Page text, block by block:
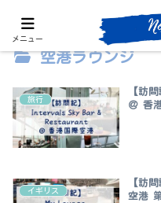
空港ラウンジ
旅行
【訪
＠ 香
イギリス
【訪
空港
メニュー